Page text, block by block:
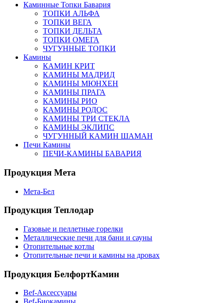
Каминные Топки Бавария
ТОПКИ АЛЬФА
ТОПКИ ВЕГА
ТОПКИ ДЕЛЬТА
ТОПКИ ОМЕГА
ЧУГУННЫЕ ТОПКИ
Камины
КАМИН КРИТ
КАМИНЫ МАДРИД
КАМИНЫ МЮНХЕН
КАМИНЫ ПРАГА
КАМИНЫ РИО
КАМИНЫ РОДОС
КАМИНЫ ТРИ СТЕКЛА
КАМИНЫ ЭКЛИПС
ЧУГУННЫЙ КАМИН ШАМАН
Печи Камины
ПЕЧИ-КАМИНЫ БАВАРИЯ
Продукция Мета
Мета-Бел
Продукция Теплодар
Газовые и пеллетные горелки
Металлические печи для бани и сауны
Отопительные котлы
Отопительные печи и камины на дровах
Продукция БелфортКамин
Bef-Аксессуары